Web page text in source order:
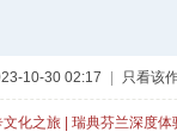
10-30 02:17 只看该
化之旅 | 瑞典芬兰深度